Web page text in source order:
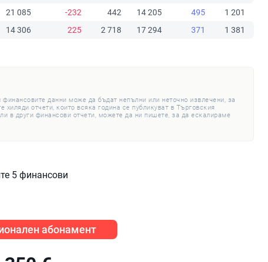
21 085 -232 442 14 205 495
1 201
14 306 225 2 718 17 294 371 1 381
данни може да бъдат непълни или неточно извлечени, за
отчети, които всяка година се публикуват в Търговския
в други финансови отчети, можете да ни пишете, за да ескалираме
5 финансови
абонамент